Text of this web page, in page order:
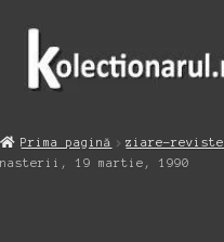
Sari
navigare
Sari
conținut
Magazin
Prima pagină ziare-reviste
nasterii, 19 martie, 1990